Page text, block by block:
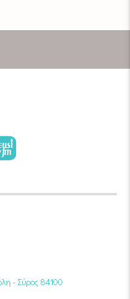
- Σύρος 84100